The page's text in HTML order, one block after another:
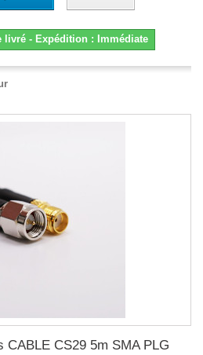
livré - Expédition : Immédiate
CABLE CS29 5m SMA PLG